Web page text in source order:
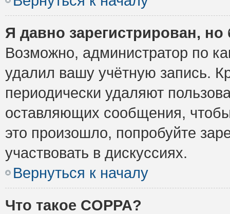
Я давно зарегистрирован,
Возможно, администратор по
удалил вашу учётную запись.
периодически удаляют
оставляющих сообщения,
это произошло, попробуйте
участвовать в дискуссиях.
Вернуться к началу
Что такое COPPA?